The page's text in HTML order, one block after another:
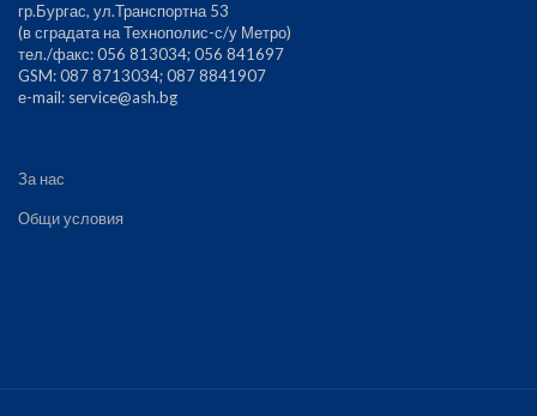
гр.Бургас, ул.Транспортна 53
(в сградата на Технополис-с/у Метро)
тел./факс: 056 813034; 056 841697
GSM: 087 8713034; 087 8841907
е-mail: service@ash.bg
За нас
Общи условия